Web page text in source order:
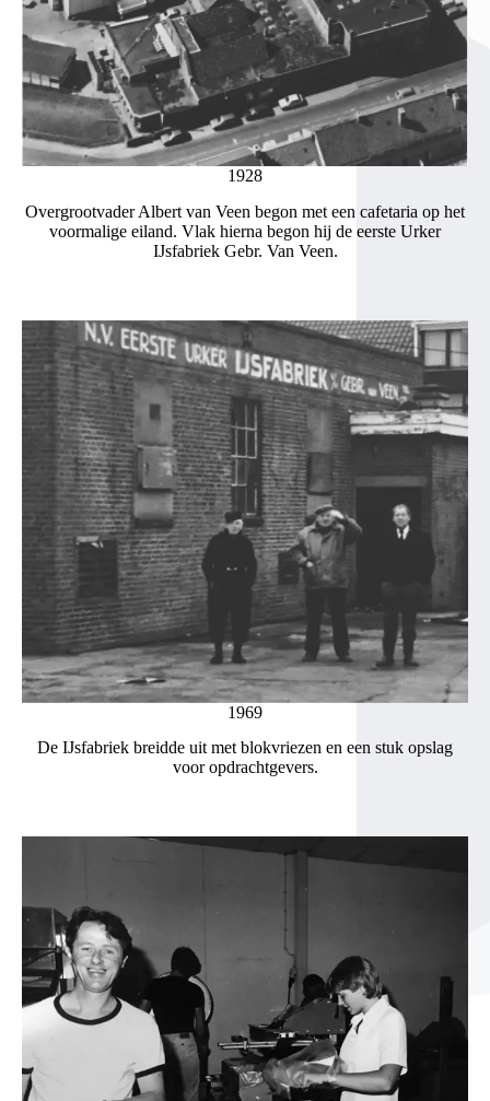
1928
Overgrootvader Albert van Veen begon met een cafetaria op het
voormalige eiland. Vlak hierna begon hij de eerste Urker
IJsfabriek Gebr. Van Veen.
1969
De IJsfabriek breidde uit met blokvriezen en een stuk opslag
voor opdrachtgevers.